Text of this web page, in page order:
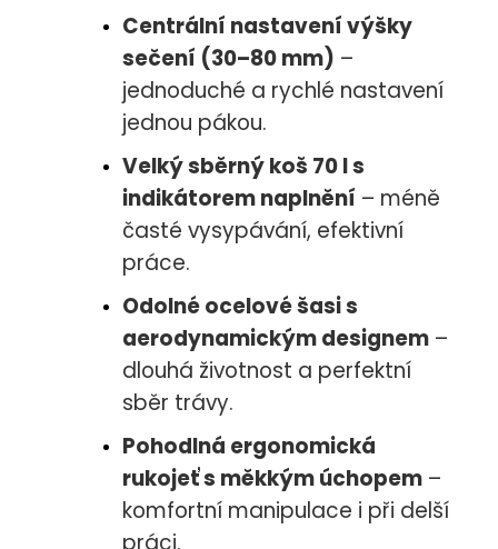
Centrální nastavení výšky
sečení (30–80 mm) –
jednoduché a rychlé nastavení
jednou pákou.
Velký sběrný koš 70 l s
indikátorem naplnění – méně
časté vysypávání, efektivní
práce.
Odolné ocelové šasi s
aerodynamickým designem –
dlouhá životnost a perfektní
sběr trávy.
Pohodlná ergonomická
rukojeť s měkkým úchopem –
komfortní manipulace i při delší